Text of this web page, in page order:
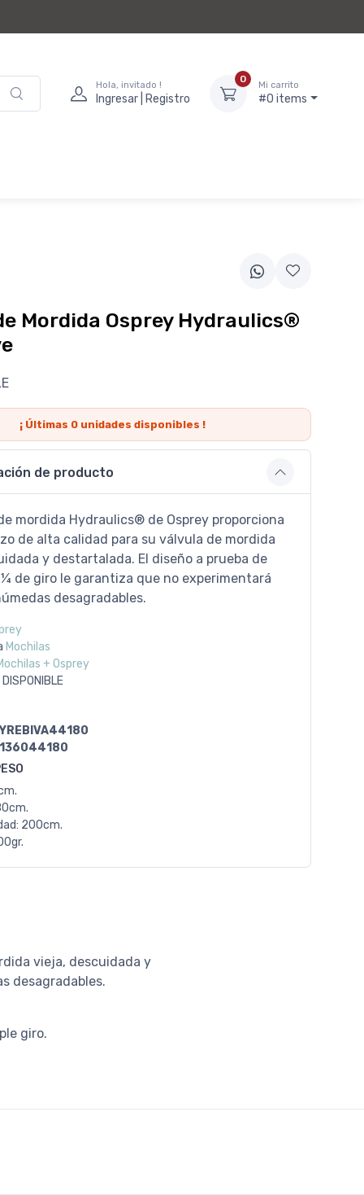
Hola, invitado !
Ingresar | Registro
0
Mi carrito
#0 items
Mordida Osprey Hydraulics®
¡ Últimas 0 unidades disponibles !
de producto
mordida Hydraulics® de Osprey proporciona
de alta calidad para su válvula de mordida
y destartalada. El diseño a prueba de
de giro le garantiza que no experimentará
desagradables.
Mochilas
+ Osprey
DISPONIBLE
200cm.
vieja, descuidada y
desagradables.
giro.